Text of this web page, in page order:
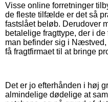
Visse online forretninger
de fleste tilfælde er det så
fastslået beløb. Derudover
betalelige fragttype, der i
man befinder sig i
få fragtfirmaet til at bringe
Det er jo efterhånden i høj
almindelige dødelige at